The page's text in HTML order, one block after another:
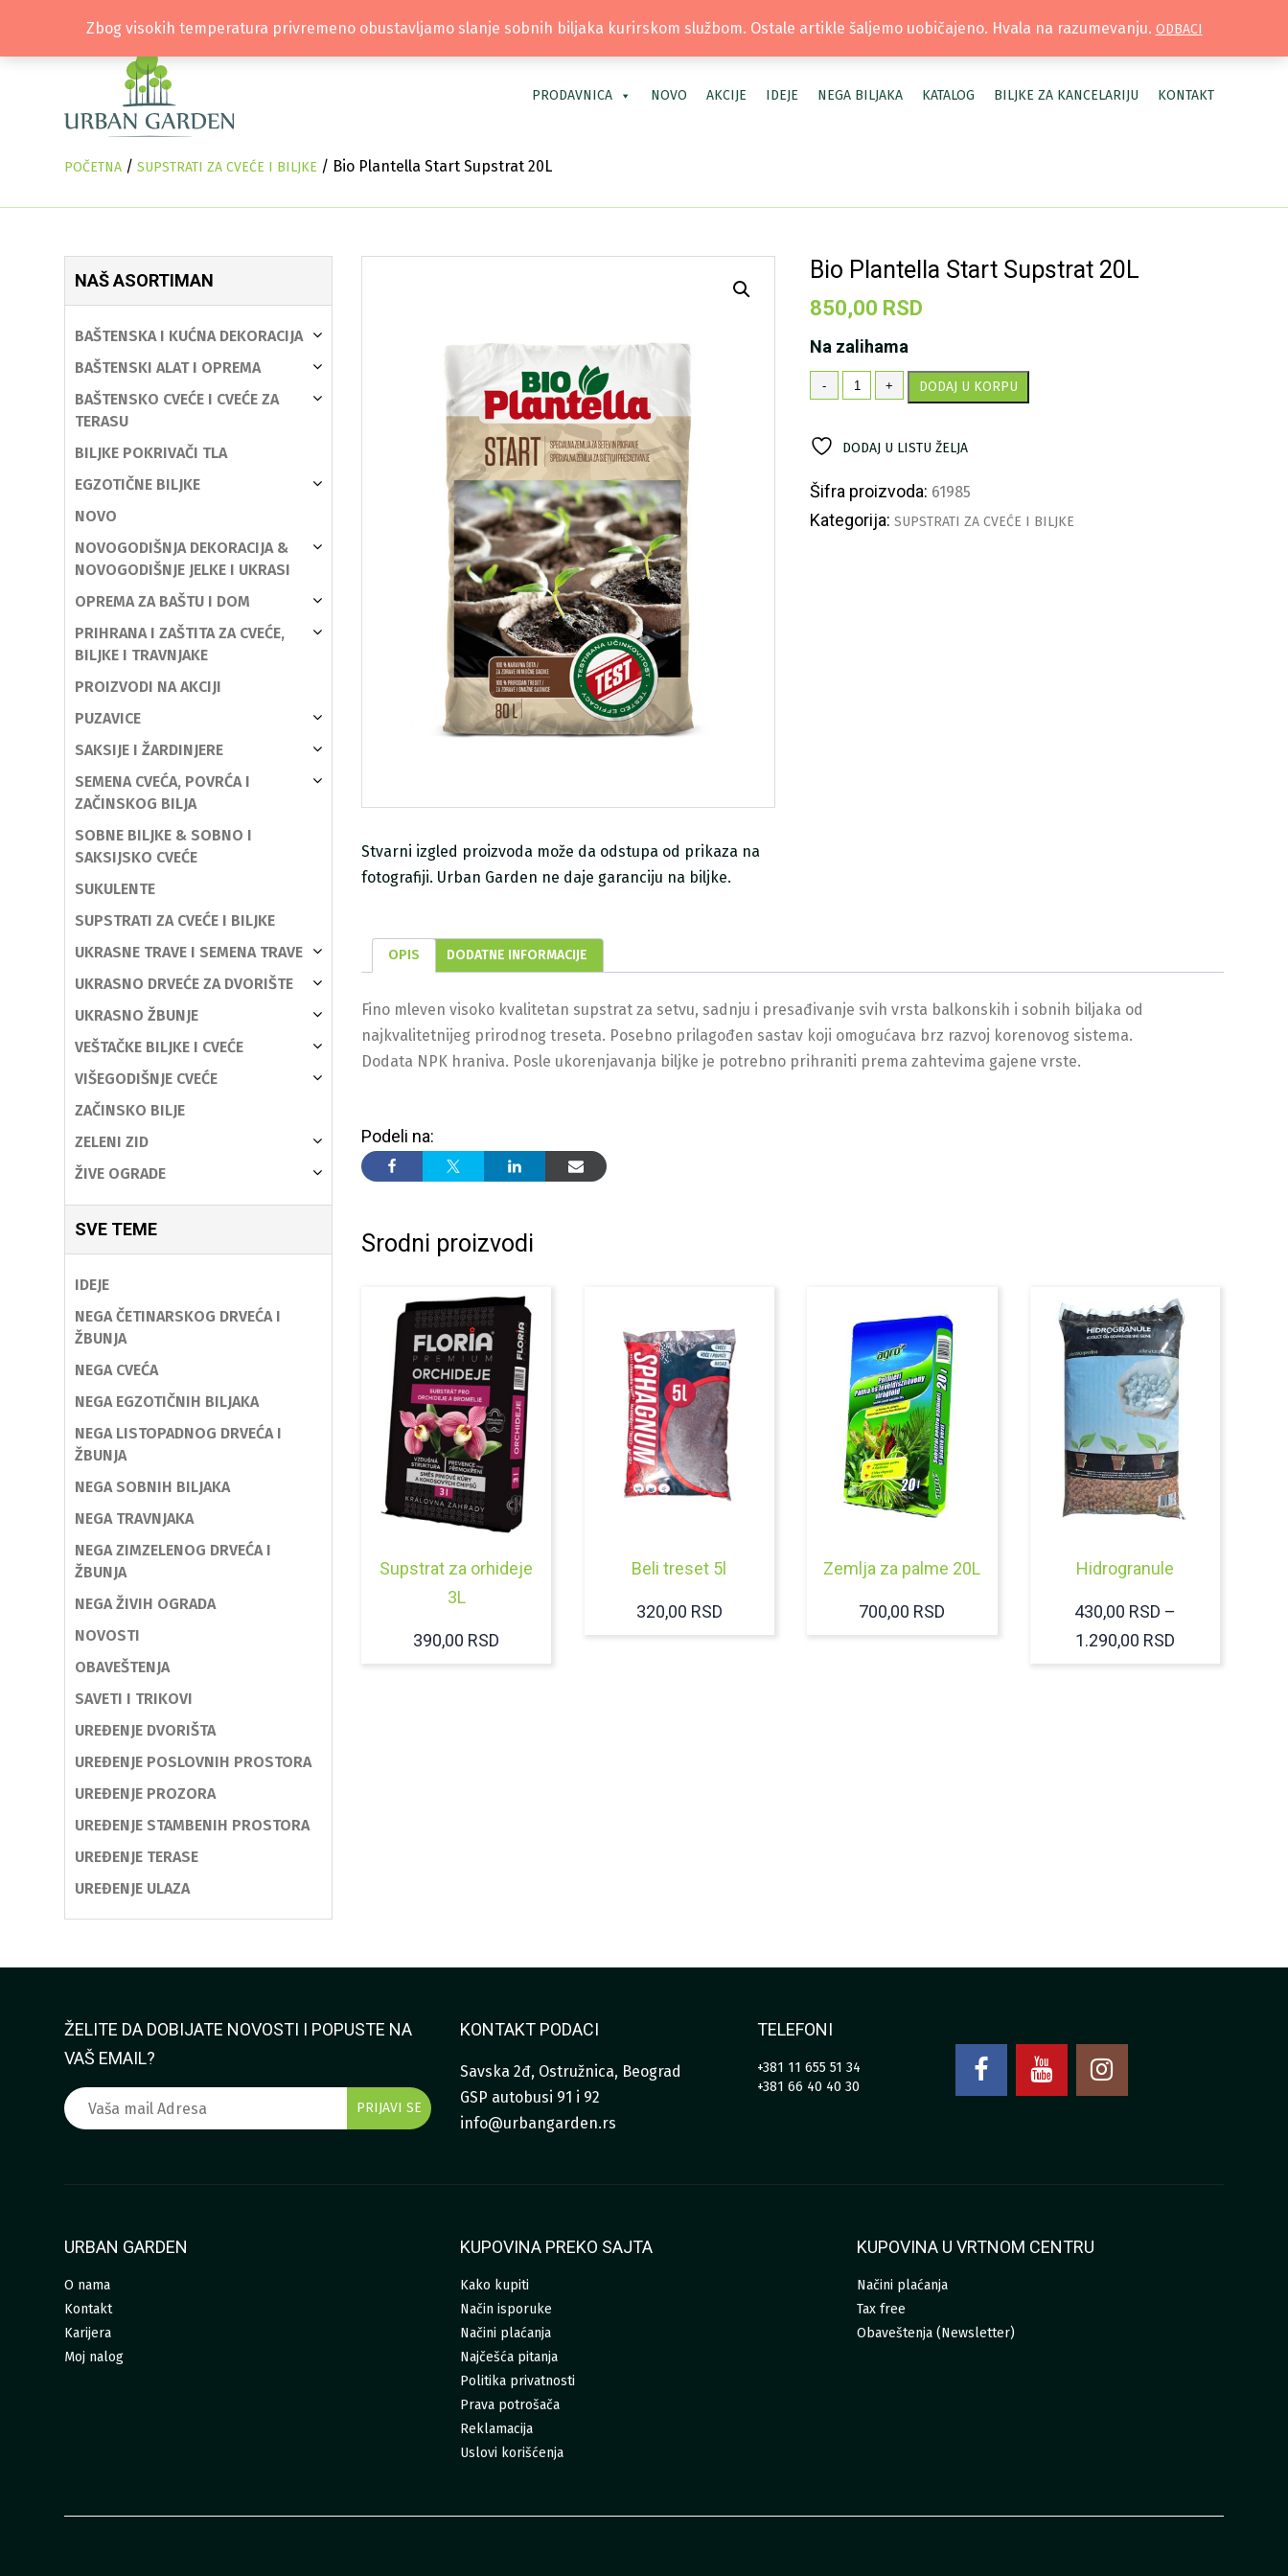
TEL: +381 66 40 40 30 | LOKACIJA: OSTRUŽNICA | MOJ NALOG
PRODAVNICA NOVO AKCIJE IDEJE NEGA BILJAKA KATALOG BILJKE ZA KANCELARIJU KONTAKT
POČETNA / SUPSTRATI ZA CVEĆE I BILJKE / Bio Plantella Start Supstrat 20L
NAŠ ASORTIMAN
BAŠTENSKA I KUĆNA DEKORACIJA
BAŠTENSKI ALAT I OPREMA
BAŠTENSKO CVEĆE I CVEĆE ZA
TERASU
BILJKE POKRIVAČI TLA
EGZOTIČNE BILJKE
NOVO
NOVOGODIŠNJA DEKORACIJA &
NOVOGODIŠNJE JELKE I UKRASI
OPREMA ZA BAŠTU I DOM
PRIHRANA I ZAŠTITA ZA CVEĆE,
BILJKE I TRAVNJAKE
PROIZVODI NA AKCIJI
PUZAVICE
SAKSIJE I ŽARDINJERE
SEMENA CVEĆA, POVRĆA I
ZAČINSKOG BILJA
SOBNE BILJKE & SOBNO I
SAKSIJSKO CVEĆE
SUKULENTE
SUPSTRATI ZA CVEĆE I BILJKE
UKRASNE TRAVE I SEMENA TRAVE
UKRASNO DRVEĆE ZA DVORIŠTE
UKRASNO ŽBUNJE
VEŠTAČKE BILJKE I CVEĆE
VIŠEGODIŠNJE CVEĆE
ZAČINSKO BILJE
ZELENI ZID
ŽIVE OGRADE
SVE TEME
IDEJE
NEGA ČETINARSKOG DRVEĆA I
ŽBUNJA
NEGA CVEĆA
NEGA EGZOTIČNIH BILJAKA
NEGA LISTOPADNOG DRVEĆA I
ŽBUNJA
NEGA SOBNIH BILJAKA
NEGA TRAVNJAKA
NEGA ZIMZELENOG DRVEĆA I
ŽBUNJA
NEGA ŽIVIH OGRADA
NOVOSTI
OBAVEŠTENJA
SAVETI I TRIKOVI
UREĐENJE DVORIŠTA
UREĐENJE POSLOVNIH PROSTORA
UREĐENJE PROZORA
UREĐENJE STAMBENIH PROSTORA
UREĐENJE TERASE
UREĐENJE ULAZA
Bio Plantella Start Supstrat 20L
850,00 RSD
Na zalihama
-
Bio
Plantella
20L
+ DODAJ U KORPU
DODAJ U LISTU ŽELJA
Šifra proizvoda: 61985
Kategorija: SUPSTRATI ZA CVEĆE I BILJKE
Stvarni izgled proizvoda može da odstupa od prikaza na
fotografiji. Urban Garden ne daje garanciju na biljke.
OPIS DODATNE INFORMACIJE
Fino mleven visoko kvalitetan supstrat za setvu, sadnju i presađivanje svih vrsta balkonskih i sobnih biljaka od
najkvalitetnijeg prirodnog treseta. Posebno prilagođen sastav koji omogućava brz razvoj korenovog sistema.
Dodata NPK hraniva. Posle ukorenjavanja biljke je potrebno prihraniti prema zahtevima gajene vrste.
Podeli na:
Srodni proizvodi
Supstrat za orhideje
3L
390,00 RSD
Beli treset 5l
320,00 RSD
Zemlja za palme 20L
700,00 RSD
Hidrogranule
430,00 RSD –
1.290,00 RSD
ŽELITE DA DOBIJATE NOVOSTI I POPUSTE NA
VAŠ EMAIL?
KONTAKT PODACI
Savska 2đ, Ostružnica, Beograd
GSP autobusi 91 i 92
info@urbangarden.rs
TELEFONI
+381 11 655 51 34
+381 66 40 40 30
URBAN GARDEN
O nama
Kontakt
Karijera
Moj nalog
KUPOVINA PREKO SAJTA
Kako kupiti
Način isporuke
Načini plaćanja
Najčešća pitanja
Politika privatnosti
Prava potrošača
Reklamacija
Uslovi korišćenja
KUPOVINA U VRTNOM CENTRU
Načini plaćanja
Tax free
Obaveštenja (Newsletter)
Zbog visokih temperatura privremeno obustavljamo slanje sobnih biljaka kurirskom službom. Ostale artikle šaljemo uobičajeno. Hvala na razumevanju. ODBACI